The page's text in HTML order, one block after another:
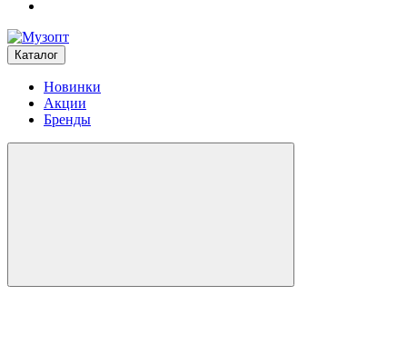
Каталог
Новинки
Акции
Бренды